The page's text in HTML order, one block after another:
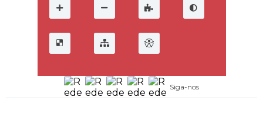
Siga-nos